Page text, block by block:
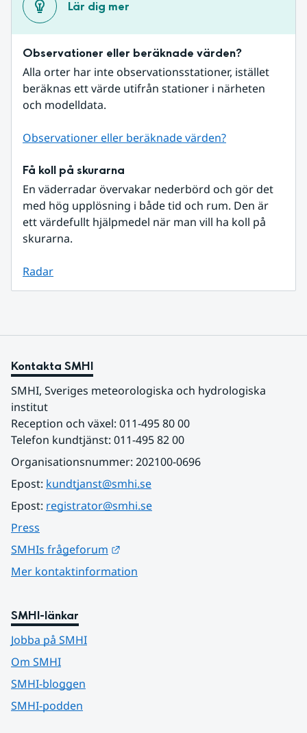
Lär dig mer
Observationer eller beräknade värden?
Alla orter har inte observationsstationer, istället
beräknas ett värde utifrån stationer i närheten
och modelldata.
Observationer eller beräknade värden?
Få koll på skurarna
En väderradar övervakar nederbörd och gör det
med hög upplösning i både tid och rum. Den är
ett värdefullt hjälpmedel när man vill ha koll på
skurarna.
Radar
Kontakta SMHI
SMHI, Sveriges meteorologiska och hydrologiska
institut
Reception och växel: 011-495 80 00
Telefon kundtjänst: 011-495 82 00
Organisationsnummer: 202100-0696
Epost: kundtjanst@smhi.se
Epost: registrator@smhi.se
Press
SMHIs frågeforum
Mer kontaktinformation
SMHI-länkar
Jobba på SMHI
Om SMHI
SMHI-bloggen
SMHI-podden